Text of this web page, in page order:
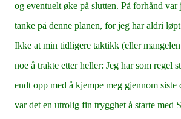
og eventuelt øke på slutten. På forhånd var
tanke på denne planen, for jeg har aldri
Ikke at min tidligere taktikk (eller
noe å trakte etter heller: Jeg har som regel
endt opp med å kjempe meg gjennom
var det en utrolig fin trygghet å starte med